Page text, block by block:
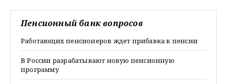
Пенсионный банк вопросов
Работающих пенсионеров ждет прибавка к пенсии
В России разрабатывают новую пенсионную
программу